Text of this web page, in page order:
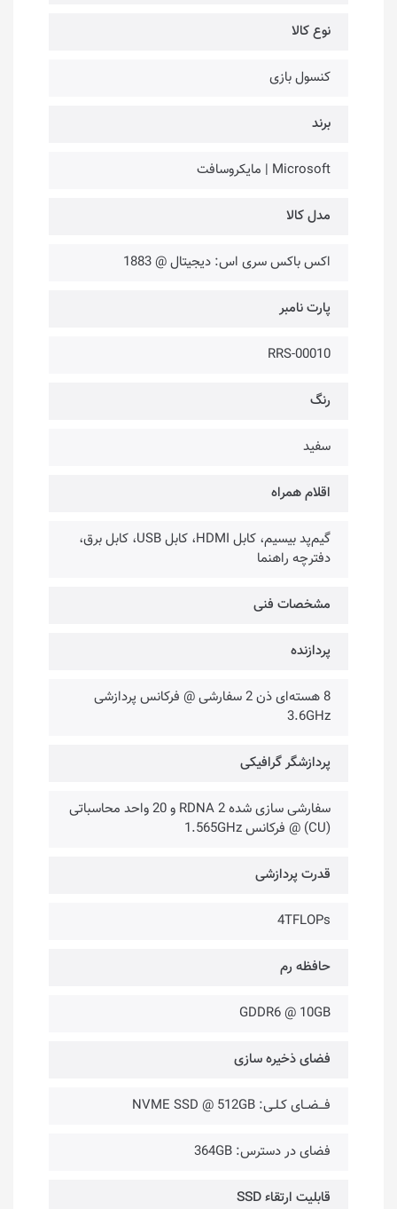
نوع کالا
کنسول بازی
برند
Microsoft | مایکروسافت
مدل کالا
اکس باکس سری اس: دیجیتال @ 1883
پارت نامبر
RRS-00010
رنگ
سفید
اقلام همراه
گیم‌پد بیسیم، کابل HDMI، کابل USB، کابل برق،
دفترچه راهنما
مشخصات فنی
پردازنده
8 هسته‌ا‌ی ذن 2 سفارشی @ فرکانس پردازشی
3.6GHz
پردازشگر گرافیکی
سفارشی سازی شده RDNA 2 و 20 واحد محاسباتی
(CU) @ فرکانس 1.565GHz
قدرت پردازشی
4TFLOPs
حافظه رم
GDDR6 @ 10GB
فضای ذخیره ‌سازی
فـــضــای کـلـی: NVME SSD @ 512GB
فضای در دسترس: 364GB
قابلیت ارتقاء SSD